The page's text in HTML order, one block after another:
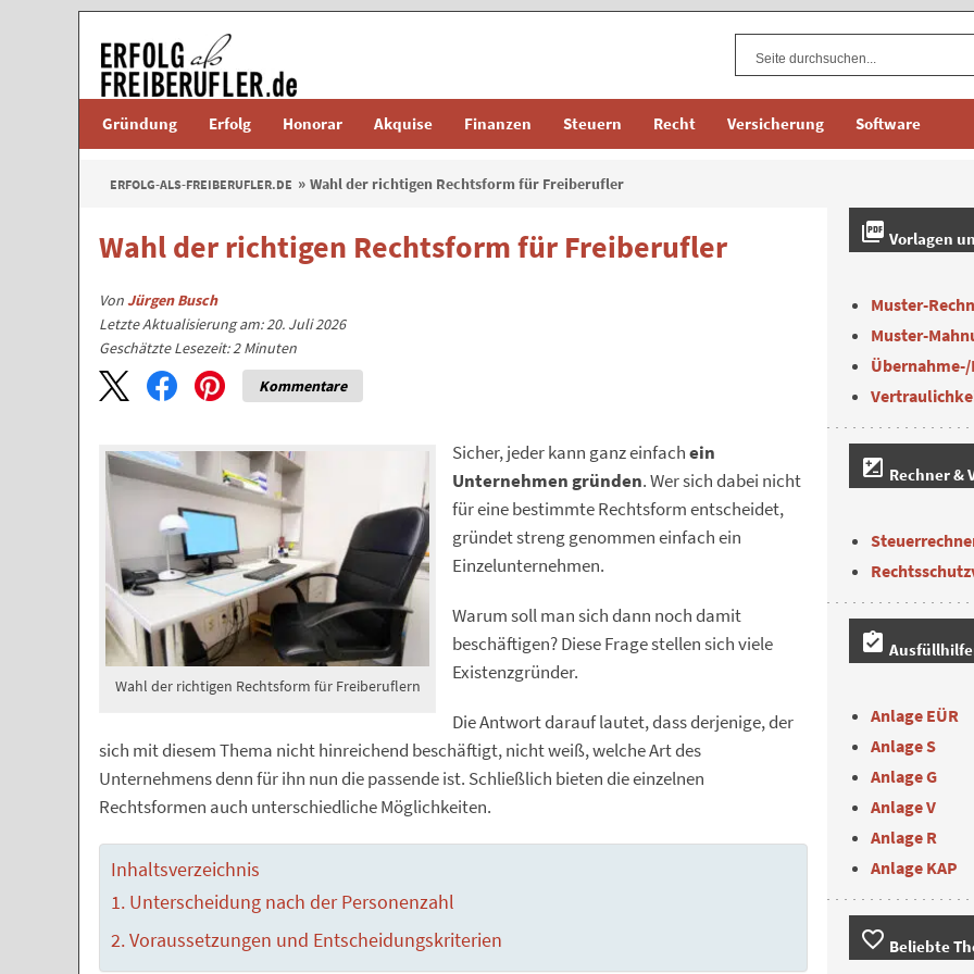
Gründung Erfolg Honorar Akquise Finanzen Steuern Recht Versicherung Software
ERFOLG-ALS-FREIBERUFLER.DE Wahl der richtigen Rechtsform für Freiberufler
Wahl der richtigen Rechtsform für Freiberufler
VonJürgen Busch
Letzte Aktualisierung am: 20. Juli 2026
Geschätzte Lesezeit:2 Minuten
Kommentare
Wahl der richtigen Rechtsform für Freiberuflern
Sicher, jeder kann ganz einfachein
Unternehmen gründen. Wer sich dabei nicht
für eine bestimmte Rechtsform entscheidet,
gründet streng genommen einfach ein
Einzelunternehmen.
Warum soll man sich dann noch damit
beschäftigen? Diese Frage stellen sich viele
Existenzgründer.
Die Antwort darauf lautet, dass derjenige, der
sich mit diesem Thema nicht hinreichend beschäftigt, nicht weiß, welche Art des
Unternehmens denn für ihn nun die passende ist. Schließlich bieten die einzelnen
Rechtsformen auch unterschiedliche Möglichkeiten.
Inhaltsverzeichnis
Unterscheidung nach der Personenzahl
Voraussetzungen und Entscheidungskriterien
picture_as_pdf Vorlagen
Muster-
Muster-
iso Rechner &
assignment_turned_in
Anlage EÜR
Anlage S
Anlage G
Anlage V
Anlage R
Anlage KAP
favorite_border Beliebte